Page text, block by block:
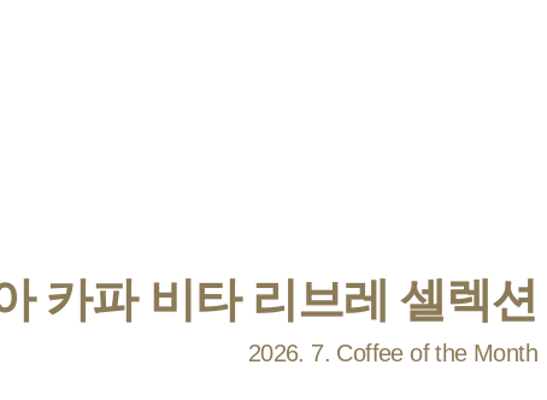
카파 비타 리브레 셀렉션
2026. 7. Coffee of the Month